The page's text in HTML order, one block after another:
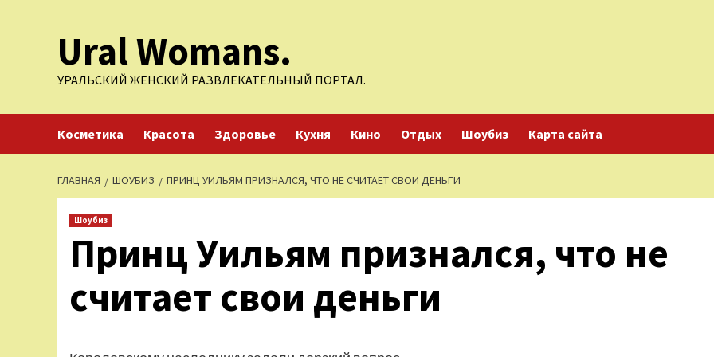
содержимомуUral Womans.
УРАЛЬСКИЙ ЖЕНСКИЙ РАЗВЛЕКАТЕЛЬНЫЙ ПОРТАЛ.
Косметика Красота Здоровье Кухня Кино Отдых Шоубиз Карта сайта
ГЛАВНАЯ ШОУБИЗ ПРИНЦ УИЛЬЯМ ПРИЗНАЛСЯ, ЧТО НЕ СЧИТАЕТ СВОИ ДЕНЬГИ
Шоубиз
Принц Уильям признался, что не
считает свои деньги